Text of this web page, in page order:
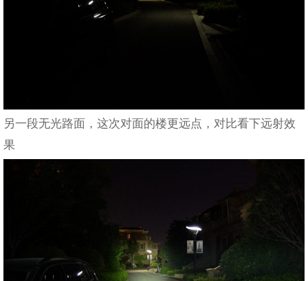
另一段无光路面，这次对面的楼更远点，对比看下远射效
果